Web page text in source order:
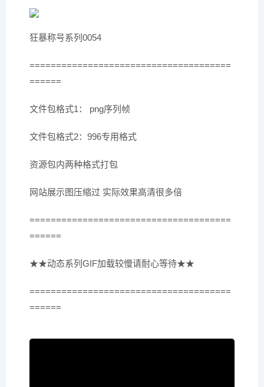
狂暴称号系列0054
======================================
======
文件包格式1： png序列帧
文件包格式2：996专用格式
资源包内两种格式打包
网站展示图压缩过 实际效果高清很多倍
======================================
======
★★动态系列GIF加载较慢请耐心等待★★
======================================
======